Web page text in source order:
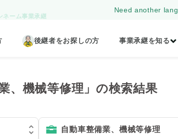
Need another
ネーム事業承継
後継者をお探しの方 事業承継を知る
、機械等修理」の検索結果